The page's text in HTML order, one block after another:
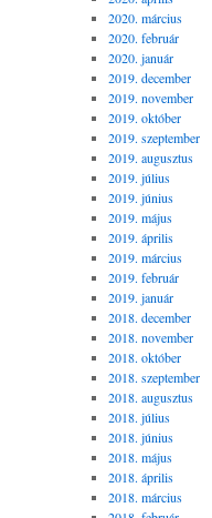
2020. március
2020. február
2020. január
2019. december
2019. november
2019. október
2019. szeptember
2019. augusztus
2019. július
2019. június
2019. május
2019. április
2019. március
2019. február
2019. január
2018. december
2018. november
2018. október
2018. szeptember
2018. augusztus
2018. július
2018. június
2018. május
2018. április
2018. március